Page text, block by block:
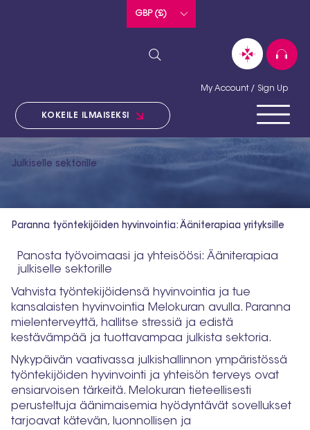
GBP (£)
KOKEILE ILMAISEKSI
My Account / Sign Up
Julkiselle sektorille
Paranna työntekijöiden hyvinvointia: Ääniterapiaa yrityksille
Panosta työvoimaasi ja yhteisöösi: Ääniterapiaa
julkiselle sektorille
Vahvista työntekijöidensä hyvinvointia ja tue
kansalaisten hyvinvointia Melokuran avulla. Paranna
mielenterveyttä, hallitse stressiä ja edistä
kestävämpää ja tuottavampaa julkista sektoria.
Nykypäivän vaativassa julkishallinnon ympäristössä
työntekijöiden hyvinvointi ja yhteisön terveys ovat
ensiarvoisen tärkeitä. Melokuran tieteellisesti
perusteltuja äänimaisemia hyödyntävät sovellukset
tarjoavat kätevän, luonnollisen ja